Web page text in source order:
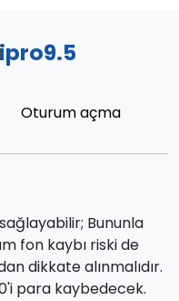
Oturum açma
Bununla
fon kaybı riski de
dikkate alınmalıdır.
para kaybedecek.